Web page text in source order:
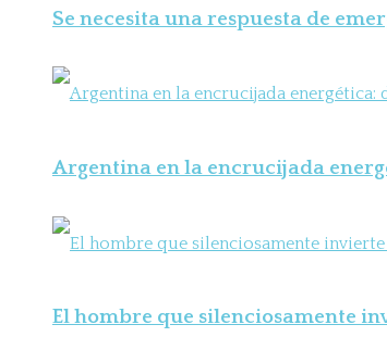
Se necesita una respuesta de
Argentina en la encrucijada
El hombre que silenciosamente